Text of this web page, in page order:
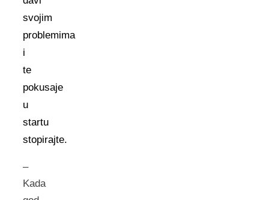
svojim
problemima
i
te
pokusaje
u
startu
stopirajte.
–
Kada